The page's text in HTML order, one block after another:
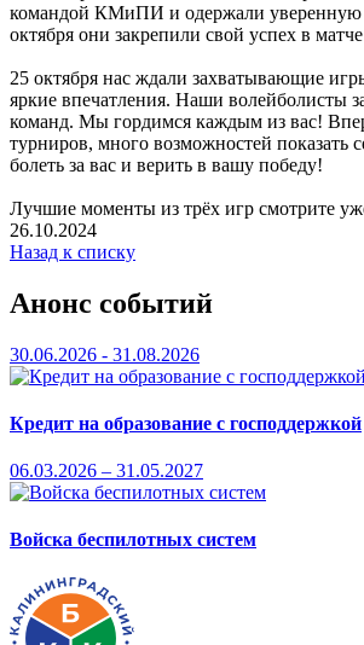
командой КМиПИ и одержали уверенную
октября они закрепили свой успех в
25 октября нас ждали захватывающие
яркие впечатления. Наши волейболисты
команд. Мы гордимся каждым из вас!
турниров, много возможностей показать
болеть за вас и верить в вашу победу!
Лучшие моменты из трёх игр смотрите
26.10.2024
Назад к списку
Анонс событий
30.06.2026 - 31.08.2026
Кредит на образование с господдержкой
06.03.2026 – 31.05.2027
Войска беспилотных систем